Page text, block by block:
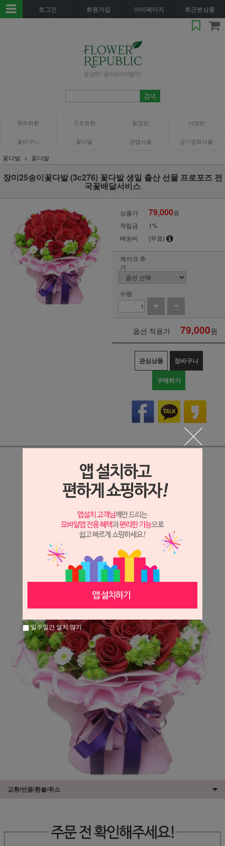
로그인 회원가입 마이페이지 최근본상품
축하화환 근조화환 동양란 서양란
꽃바구니 꽃다발 관엽식물 공기정화식물
꽃다발 꽃다발
장미25송이꽃다발 (3c276) 꽃다발 생일 출산 선물 프로포즈 전
국꽃배달서비스
상품가 79,000원
적립금
1%
배송비
(무료)
케이크 추
가
수량
옵션 적용가 79,000원
관심상품 장바구니
구매하기
상세정보 새창 열기
※ 필독해주세요 ※
장미는 시세 변동에 따라 가격이 달라질 수 있으니
문의 후 주문 바랍니다.
교환/반품/환불/취소
일주일간 열지 않기